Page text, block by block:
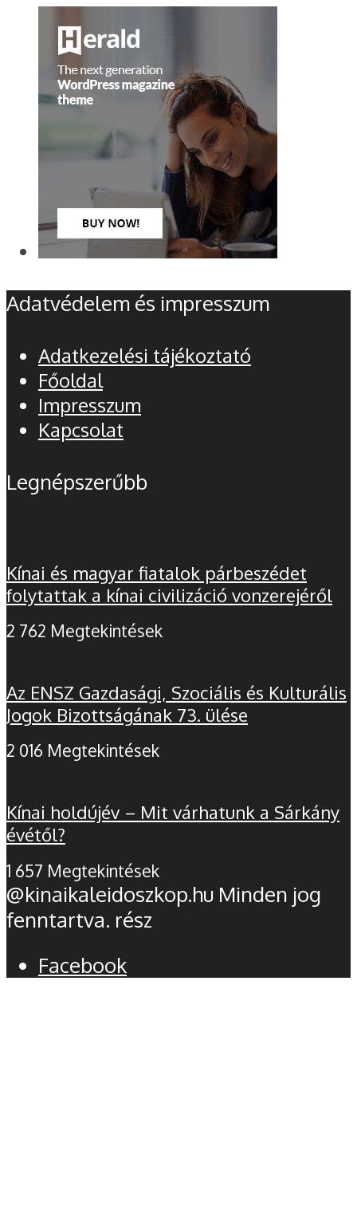
Adatvédelem és impresszum
Adatkezelési tájékoztató
Főoldal
Impresszum
Kapcsolat
Legnépszerűbb
Kínai és magyar fiatalok párbeszédet
folytattak a kínai civilizáció vonzerejéről
2 762 Megtekintések
Az ENSZ Gazdasági, Szociális és Kulturális
Jogok Bizottságának 73. ülése
2 016 Megtekintések
Kínai holdújév – Mit várhatunk a Sárkány
évétől?
1 657 Megtekintések
@kinaikaleidoszkop.hu Minden jog
fenntartva. rész
Facebook